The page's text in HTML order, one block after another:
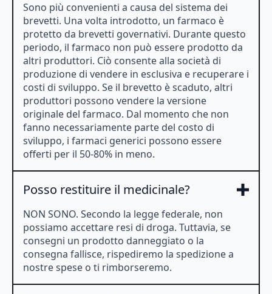
Sono più convenienti a causa del sistema dei
brevetti. Una volta introdotto, un farmaco è
protetto da brevetti governativi. Durante questo
periodo, il farmaco non può essere prodotto da
altri produttori. Ciò consente alla società di
produzione di vendere in esclusiva e recuperare i
costi di sviluppo. Se il brevetto è scaduto, altri
produttori possono vendere la versione
originale del farmaco. Dal momento che non
fanno necessariamente parte del costo di
sviluppo, i farmaci generici possono essere
offerti per il 50-80% in meno.
Posso restituire il medicinale?
NON SONO. Secondo la legge federale, non
possiamo accettare resi di droga. Tuttavia, se
consegni un prodotto danneggiato o la
consegna fallisce, rispediremo la spedizione a
nostre spese o ti rimborseremo.